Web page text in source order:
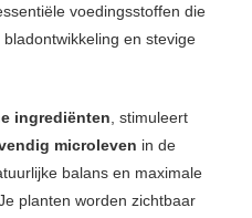
voedingsstoffen die
en stevige
ingrediënten, stimuleert
microleven in de
balans en maximale
planten worden zichtbaar